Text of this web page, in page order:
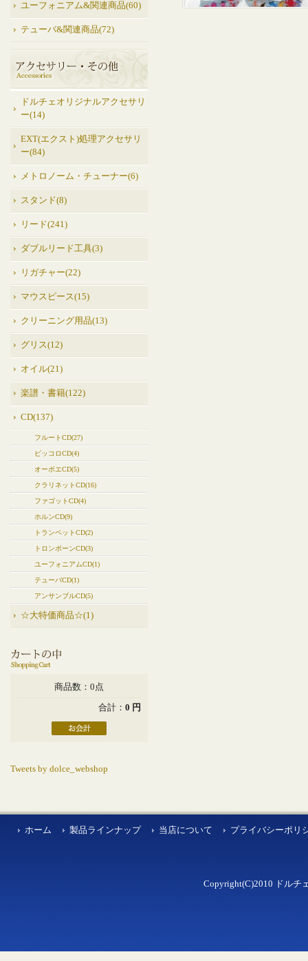
ユーフォニアム&関連商品(60)
テューバ&関連商品(72)
ドルチェオリジナルアクセサリ
ー(14)
EXT(エクスト)処理アクセサリ
ー(84)
メトロノーム・チューナー(6)
スタンド(8)
リード(241)
ダブルリード工具(3)
リガチャー(22)
マウスピース(15)
クリーニング用品(13)
グリス(12)
オイル(21)
楽譜・書籍(122)
CD(137)
フルートCD(27)
ピッコロCD(4)
オーボエCD(5)
クラリネットCD(16)
ファゴットCD(4)
ホルンCD(9)
トランペットCD(2)
トロンボーンCD(3)
ユーフォニアムCD(1)
テューバCD(1)
アンサンブルCD(5)
☆大特価商品☆(1)
商品数：0点
合計： 0 円
Tweets by dolce_webshop
ホーム 製品ラインナップ 当店について プライバシーポリ
Copyright(C)2010 ドルチ